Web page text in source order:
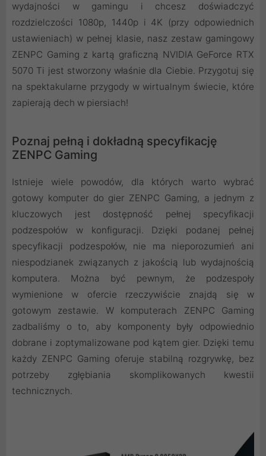
wydajności w gamingu i chcesz doświadczyć
rozdzielczości 1080p, 1440p i 4K (przy odpowiednich
ustawieniach) w pełnej klasie, nasz zestaw gamingowy
ZENPC Gaming z kartą graficzną NVIDIA GeForce RTX
5070 Ti jest stworzony właśnie dla Ciebie. Przygotuj się
na spektakularne przygody w wirtualnym świecie, które
zapierają dech w piersiach!
Poznaj pełną i dokładną specyfikację
ZENPC Gaming
Istnieje wiele powodów, dla których warto wybrać
gotowy komputer do gier ZENPC Gaming, a jednym z
kluczowych jest dostępność pełnej specyfikacji
podzespołów w konfiguracji. Dzięki podanej pełnej
specyfikacji podzespołów, nie ma nieporozumień ani
niespodzianek związanych z jakością lub wydajnością
komputera. Można być pewnym, że podzespoły
wymienione w ofercie rzeczywiście znajdą się w
gotowym zestawie. W komputerach ZENPC Gaming
zadbaliśmy o to, aby komponenty były odpowiednio
dobrane i zoptymalizowane pod kątem gier. Dzięki temu
każdy ZENPC Gaming oferuje stabilną rozgrywkę, bez
potrzeby zgłębiania skomplikowanych kwestii
technicznych.